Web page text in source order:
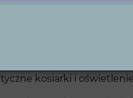
byś mógł
oczekiwania.
kosiarki i